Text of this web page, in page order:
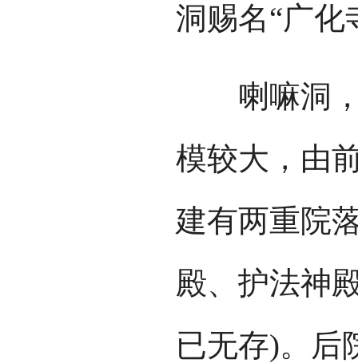
洞赐名“广化
喇嘛洞，
模较大，由
建有两重院
殿、护法神
已无存)。后